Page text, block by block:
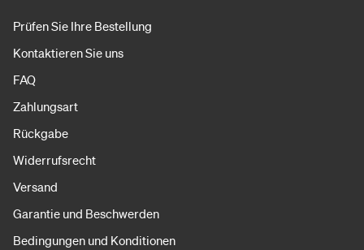
Prüfen Sie Ihre Bestellung
Kontaktieren Sie uns
FAQ
Zahlungsart
Rückgabe
Widerrufsrecht
Versand
Garantie und Beschwerden
Bedingungen und Konditionen